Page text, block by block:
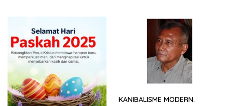
KANIBALISME MODERN.